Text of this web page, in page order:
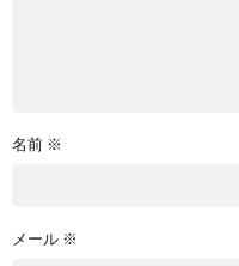
名前 ※
メール ※